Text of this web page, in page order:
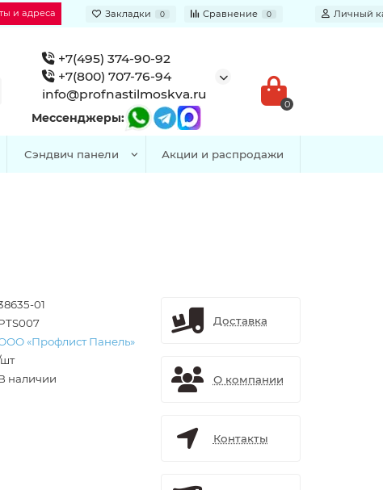
и адреса Закладки 0 Сравнение 0 Личный
+7(495) 374-90-92
+7(800) 707-76-94
info@profnastilmoskva.ru
Мессенджеры:
0
Сэндвич панели Акции и распродажи
01
«Профлист Панель»
наличии
Доставка
О компании
Контакты